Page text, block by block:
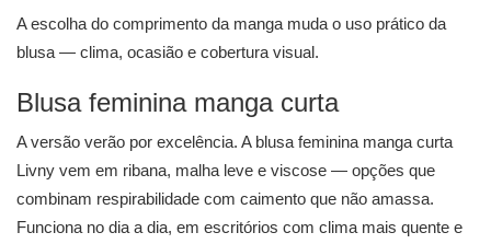
A escolha do comprimento da manga muda o uso prático da
blusa — clima, ocasião e cobertura visual.
Blusa feminina manga curta
A versão verão por excelência. A blusa feminina manga curta
Livny vem em ribana, malha leve e viscose — opções que
combinam respirabilidade com caimento que não amassa.
Funciona no dia a dia, em escritórios com clima mais quente e